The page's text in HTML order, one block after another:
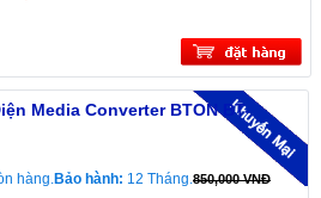
Media Converter BTON BT-
hàng.Bảo hành: 12 Tháng.850,000 VNĐ